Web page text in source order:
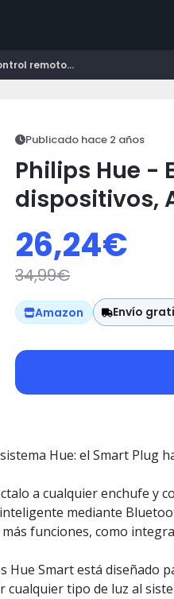
remoto...
Publicado hace 2 años
Philips Hue -
dispositivos,
Google Home
26,24€
34,99€
Amazon Envío
Hue: el Smart Plug
a cualquier enchufe y
mediante
funciones, como
Hue Smart está
tipo de luz al